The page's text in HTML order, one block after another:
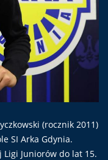
(rocznik 2011)
SI Arka Gdynia.
Ligi Juniorów do lat 15.